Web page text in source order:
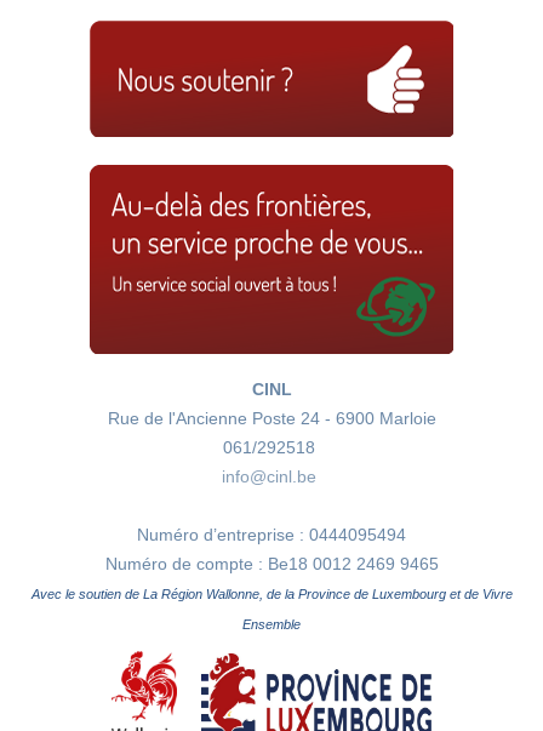
CINL
Rue de l'Ancienne Poste 24 - 6900 Marloie
061/292518
info@cinl.be
Numéro d’entreprise : 0444095494
Numéro de compte : Be18 0012 2469 9465
Avec le soutien de La Région Wallonne, de la Province de Luxembourg et de Vivre
Ensemble